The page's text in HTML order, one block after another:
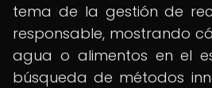
tema de la gestión de
responsable, mostrando
agua o alimentos en el
búsqueda de métodos